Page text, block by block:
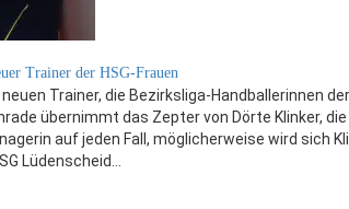
Trainer der HSG-Frauen
Trainer, die Bezirksliga-Handballerinnen
übernimmt das Zepter von Dörte Klinker,
auf jeden Fall, möglicherweise wird sich
Lüdenscheid…